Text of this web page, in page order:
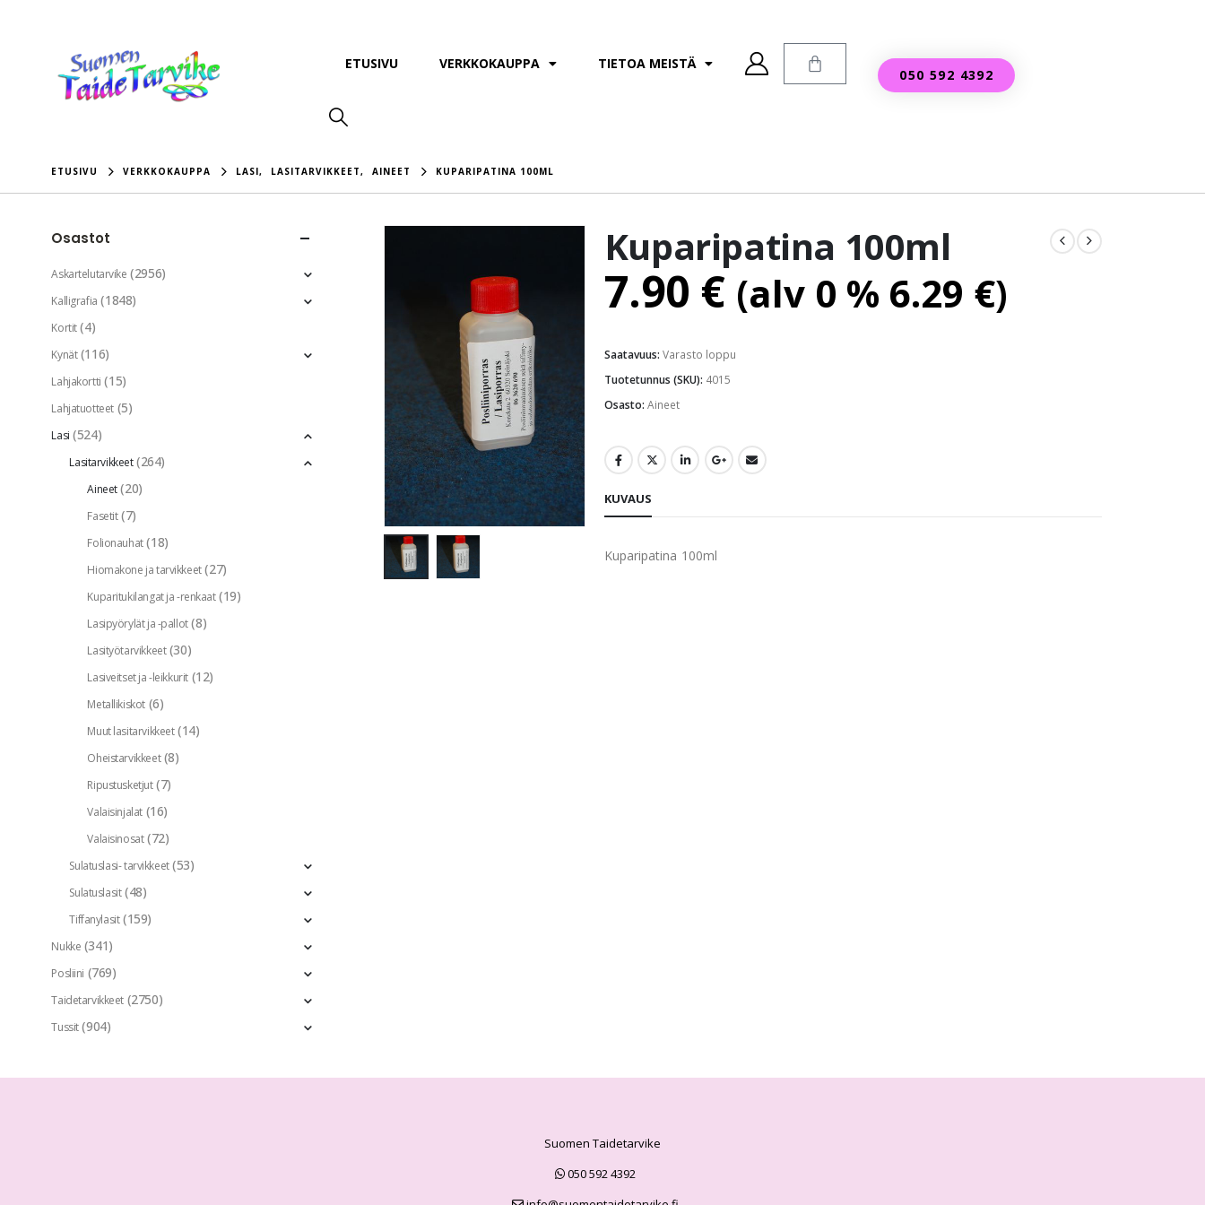
ETUSIVU VERKKOKAUPPA TIETOA MEISTÄ
050 592 4392
ETUSIVU VERKKOKAUPPA LASI, LASITARVIKKEET, AINEET KUPARIPATINA 100ML
Kuparipatina 100ml
7.90 € (alv 0 % 6.29 €)
Saatavuus: Varasto loppu
Tuotetunnus (SKU): 4015
Osasto: Aineet
KUVAUS
Kuparipatina 100ml
Osastot
Askartelutarvike (2956)
Kalligrafia (1848)
Kortit (4)
Kynät (116)
Lahjakortti (15)
Lahjatuotteet (5)
Lasi (524)
Lasitarvikkeet (264)
Aineet (20)
Fasetit (7)
Folionauhat (18)
Hiomakone ja tarvikkeet (27)
Kuparitukilangat ja -renkaat (19)
Lasipyörylät ja -pallot (8)
Lasityötarvikkeet (30)
Lasiveitset ja -leikkurit (12)
Metallikiskot (6)
Muut lasitarvikkeet (14)
Oheistarvikkeet (8)
Ripustusketjut (7)
Valaisinjalat (16)
Valaisinosat (72)
Sulatuslasi- tarvikkeet (53)
Sulatuslasit (48)
Tiffanylasit (159)
Nukke (341)
Posliini (769)
Taidetarvikkeet (2750)
Tussit (904)
Suomen Taidetarvike
050 592 4392